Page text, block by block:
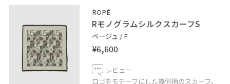
ROPÉ
RモノグラムシルクスカーフS
ベージュ / F
¥6,600
レビュー
ロゴをモチーフにした幾何柄のスカーフ。